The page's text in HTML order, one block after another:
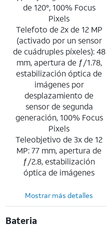
de 120°, 100% Focus
Pixels
Telefoto de 2x de 12 MP
(activado por un sensor
de cuádruples píxeles): 48
mm, apertura de ƒ/1.78,
estabilización óptica de
imágenes por
desplazamiento de
sensor de segunda
generación, 100% Focus
Pixels
Teleobjetivo de 3x de 12
MP: 77 mm, apertura de
ƒ/2.8, estabilización
óptica de imágenes
Mostrar más detalles
Bateria